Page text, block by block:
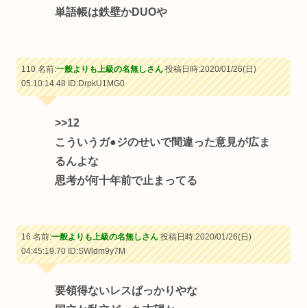
単語帳は鉄壁かDUOや
110 名前:一般よりも上級の名無しさん投稿日時:2020/01/26(日)
05:10:14.48ID:DrpkU1MG0
>>12
こういうガ●ジのせいで間違った意見が広ま
るんよな
思考が何十年前で止まってる
16 名前:一般よりも上級の名無しさん投稿日時:2020/01/26(日)
04:45:19.70ID:SWldm9y7M
要領得ないレスばっかりやな